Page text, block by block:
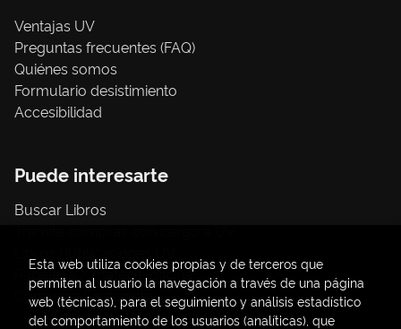
Ventajas UV
Preguntas frecuentes (FAQ)
Quiénes somos
Formulario desistimiento
Accesibilidad
Puede interesarte
Buscar Libros
Papelería / material oficina
Consumo Sostenible
Esta web utiliza cookies propias y de terceros que
permiten al usuario la navegación a través de una página
web (técnicas), para el seguimiento y análisis estadístico
del comportamiento de los usuarios (analíticas), que